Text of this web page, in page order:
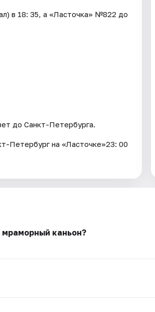
в 18: 35, а «Ласточка» №822 до
до Санкт-Петербурга.
Петербург на «Ласточке»23: 00
каньон?